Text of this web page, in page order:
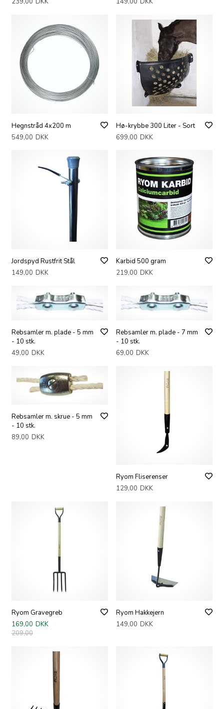
Hegnstråd 4x200 m
549,00 DKK
Hø-krybbe 300 Liter - Sort
699,00 DKK
Jordspyd Rustfrit Stål
149,00 DKK
Karbid 500 gram
219,00 DKK
Rebsamler m. plade - 5 mm
- 10 stk.
49,00 DKK
Rebsamler m. plade - 7 mm
- 10 stk.
69,00 DKK
Rebsamler m. skrue - 5 mm
- 10 stk.
89,00 DKK
Ryom Fliserenser
129,00 DKK
Ryom Gravegreb
169,00 DKK
209,00
Ryom Hakkejern
149,00 DKK